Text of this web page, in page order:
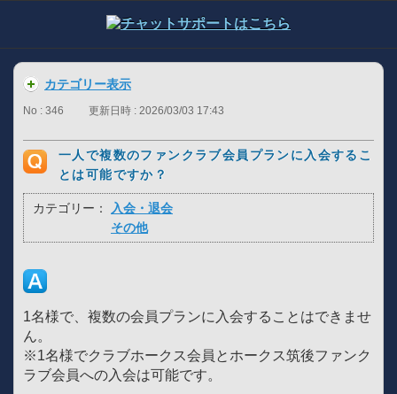
カテゴリー表示
No : 346 更新日時 : 2026/03/03 17:43
一人で複数のファンクラブ会員プランに入会するこ
とは可能ですか？
カテゴリー：
入会・退会
その他
1名様で、複数の会員プランに入会することはできませ
ん。
※1名様でクラブホークス会員とホークス筑後ファンク
ラブ会員への入会は可能です。